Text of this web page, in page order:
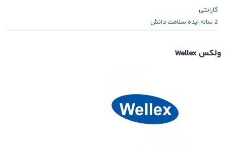
گارانتی
2 ساله ایده سلامت دانش
ولکس Wellex